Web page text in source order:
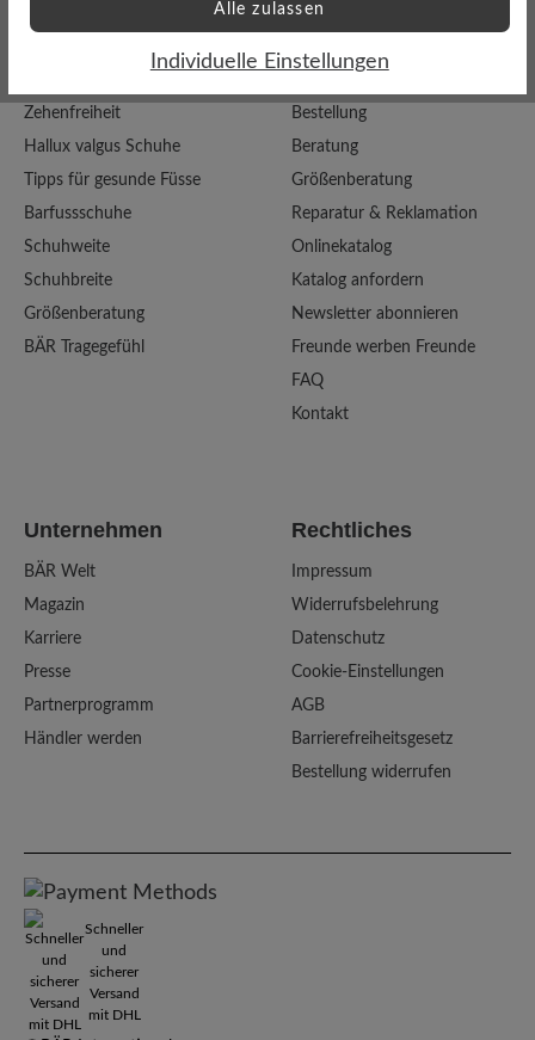
Top-Themen
Zehenfreiheit
Hallux valgus Schuhe
Tipps für gesunde Füsse
Barfussschuhe
Schuhweite
Schuhbreite
Größenberatung
BÄR Tragegefühl
Service
Bestellung
Beratung
Größenberatung
Reparatur & Reklamation
Onlinekatalog
Katalog anfordern
Newsletter abonnieren
Freunde werben Freunde
FAQ
Kontakt
Unternehmen
BÄR Welt
Magazin
Karriere
Presse
Partnerprogramm
Händler werden
Rechtliches
Impressum
Widerrufsbelehrung
Datenschutz
Cookie-Einstellungen
AGB
Barrierefreiheitsgesetz
Bestellung widerrufen
Schneller
und
sicherer
Versand
mit DHL
Alle zulassen
Individuelle Einstellungen